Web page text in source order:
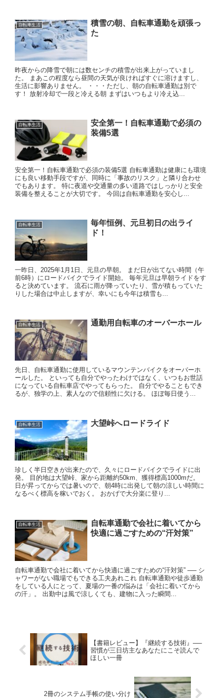
自転車生活
積雪の朝、自転車通勤を頑張っ
た
昨夜からの降雪で朝には数センチの積雪が出来上がっていまし
た。 まあこの程度なら昼間の天気が良ければすぐに溶けますし、
生活に影響ありません。 ・・・ただし、朝の自転車通勤は別で
す！ 放射冷却で一段と冷える朝 まずはいつもより冷え込...
自転車生活
安全第一！自転車通勤で必須の
装備5選
安全第一！自転車通勤で必須の装備5選 自転車通勤は健康にも環境
にも良い移動手段ですが、同時に「事故のリスク」と隣り合わせ
でもあります。 特に夜道や交通量の多い道路ではしっかりと安全
装備を整えることが大切です。 今回は自転車通勤を安心し...
自転車生活
毎年恒例、元旦初日の出ライ
ド！
一昨日、2025年1月1日、元旦の早朝。 まだ日が出てない時間（午
前6時）にロードバイクでライド開始。 毎年元旦は早朝ライドをす
ると決めています。 流石に雨が降っていたり、雪が積もっていた
りした場合は中止しますが、幸いにも今年は積雪も...
自転車生活 通勤用自転車のオーバーホール
先日、自転車通勤に使用しているマウンテンバイクをオーバーホ
ールした。 といっても自分でやったわけではなく、いつもお世話
になっている自転車店でやってもらった。 自分でやることもでき
るが、独学の上、素人なので信頼性に欠ける。 ほぼ毎日使う...
自転車生活 大望峠へロードライド
珍しく半日空きが出来たので、久々にロードバイクでライドに出
発。 目的地は大望峠、家から距離約50km、獲得標高1000mだ。
日が昇ってからでは暑いので、朝4時に出発して朝の涼しい時間に
なるべく標高を稼いでおく。 おかげで大分楽に登り...
自転車生活
自転車通勤で会社に着いてから
快適に過ごすための“汗対策”
自転車通勤で会社に着いてから快適に過ごすための“汗対策” ── シ
ャワーがない職場でもできる工夫あれこれ 自転車通勤や徒歩通勤
をしている人にとって、夏場の一番の悩みは「会社に着いてから
の汗」。 出勤中は風で涼しくても、建物に入った瞬間...
【書籍レビュー】『継続する技術』──
習慣が三日坊主なあなたにこそ読んで
ほしい一冊
2冊のシステム手帳の使い分け